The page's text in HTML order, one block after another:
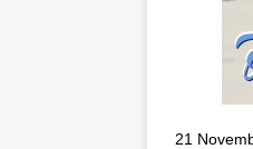
21